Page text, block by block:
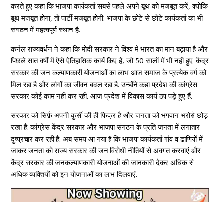
करते हुए कहा कि भाजपा कार्यकर्ता सबसे पहले अपने बूथ को मजबूत करें, क्योकि
बूथ मजबूत होगा, तो पार्टी मजबूत होगी. भाजपा के छोटे से छोटे कार्यकर्ता का भी
संगठन में महत्वपूर्ण स्थान है.
कर्नल राज्यवर्धन ने कहा कि मोदी सरकार ने विश्व में भारत का मान बढ़ाया है और
पिछले सात वर्षों में ऐसे ऐतिहासिक कार्य किए हैं, जो 50 सालों में भी नहीं हुए. केंद्र
सरकार की जन कल्याणकारी योजनाओं का लाभ आज समाज के प्रत्येक वर्ग को
मिल रहा है और लोगों का जीवन बदल रहा है. उन्होंने कहा प्रदेश की कांग्रेस
सरकार कोई काम नहीं कर रही. आज प्रदेश में विकास कार्य ठप पड़े हुए हैं.
सरकार को सिर्फ़ अपनी कुर्सी की ही फिक्र है और जनता को भगवान भरोसे छोड़
रखा है. कांग्रेस केंद्र सरकार और भाजपा संगठन के प्रति जनता में लगातार
दुष्प्रचार कर रही है. अब समय आ गया है कि भाजपा कार्यकर्ता गांव व ढाणियों में
जाकर जनता को राज्य सरकार की जन विरोधी नीतियों से अवगत करवाएं और
केंद्र सरकार की जनकल्याणकारी योजनाओं की जानकारी देकर अधिक से
अधिक व्यक्तियों को इन योजनाओं का लाभ दिलवाएं.